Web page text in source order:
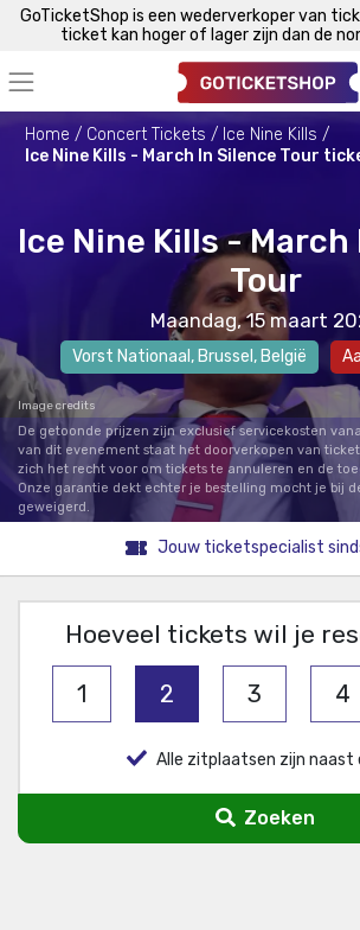
GoTicketShop is een wederverkoper van
ticket kan hoger of lager zijn dan de
Home Concert Tickets
Ice Nine Kills
Ice Nine Kills - March In Silence Tour
Ice Nine Kills - March
Tour
Maandag, 15 maart
Vorst Nationaal , Brussel , België
Image credits
De getoonde prijzen zijn exclusief servicekosten
van dit evenement staat het doorverkopen van
zich het recht voor om tickets te annuleren en de
Onze garantie dekt echter je bestelling mocht je bij
geweigerd.
Jouw ticketspecialist
Hoeveel tickets wil je
1 2 3 4
Alle zitplaatsen zijn naast
Zoeken